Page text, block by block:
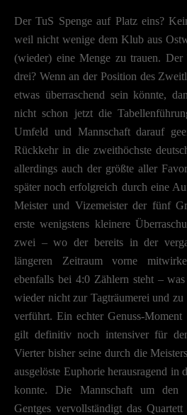
Der TuS Spenge auf Platz eins?
weil nicht wenige dem Klub aus
(wieder) eine Menge zu trauen.
drei? Wenn an der Position des
etwas überraschend sein könnte,
nicht schon jetzt die
Umfeld und Mannschaft darauf
Rückkehr in die zweithöchste
allerdings auch der größte aller
später noch erfolgreich durch eine
Meister und Vizemeister der fünf
erste wenigstens kleinere
zwei – wo der bereits in der
längeren Zeitraum vorne
ebenfalls bei 4:0 Zählern steht –
wieder nicht zur Tagträumerei und zu
verführt. Ein echter Genuss-
gilt definitiv noch intensiver für
Vierter bisher seine durch die
ausgelöste Euphorie herausragend in
konnte. Die Mannschaft um den
Gentges vervollständigt das